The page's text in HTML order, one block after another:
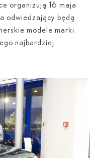
organizują 16 maja
odwiedzający będą
modele marki
najbardziej